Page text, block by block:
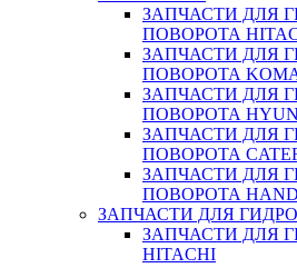
ЗАПЧАСТИ ДЛЯ
ПОВОРОТА
ЗАПЧАСТИ ДЛЯ
ПОВОРОТА
ЗАПЧАСТИ ДЛЯ
ПОВОРОТА
ЗАПЧАСТИ ДЛЯ
ПОВОРОТА
ЗАПЧАСТИ ДЛЯ
ПОВОРОТА
ЗАПЧАСТИ ДЛЯ
ЗАПЧАСТИ ДЛЯ
HITACHI